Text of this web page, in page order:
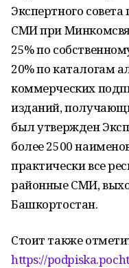
Экспертного
СМИ при
25% по
20% по каталогам
коммерческих
изданий,
был утвержден
более 2500
практически все
районные СМИ,
Башкортостан.
Стоит также
https://